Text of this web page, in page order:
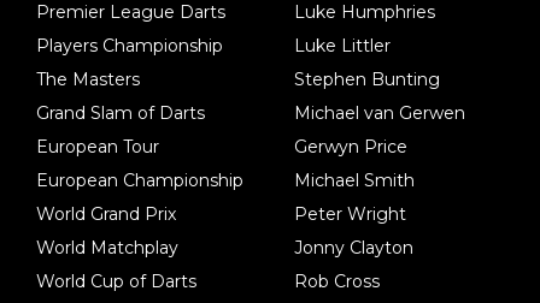
Premier League Darts
Players Championship
The Masters
Grand Slam of Darts
European Tour
European Championship
World Grand Prix
World Matchplay
World Cup of Darts
Luke Humphries
Luke Littler
Stephen Bunting
Michael van Gerwen
Gerwyn Price
Michael Smith
Peter Wright
Jonny Clayton
Rob Cross